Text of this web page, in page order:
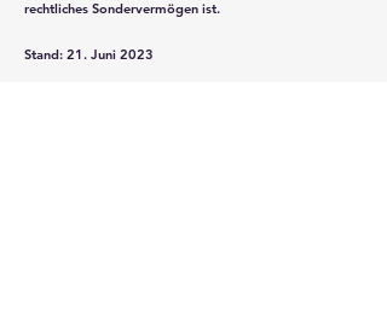
rechtliches Sondervermögen ist.
Stand: 21. Juni 2023